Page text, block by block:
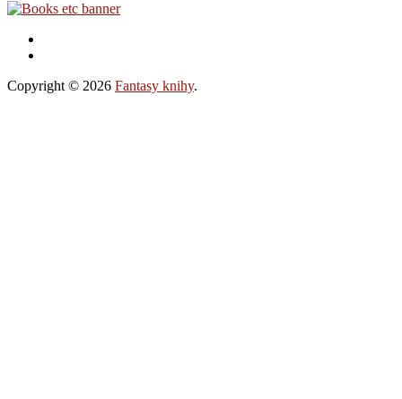
Copyright © 2026 Fantasy knihy.